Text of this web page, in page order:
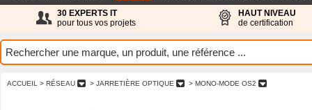
30 EXPERTS IT
pour tous vos projets
HAUT NIVEAU
de certification
ACCUEIL > RÉSEAU > JARRETIÈRE OPTIQUE > MONO-MODE OS2